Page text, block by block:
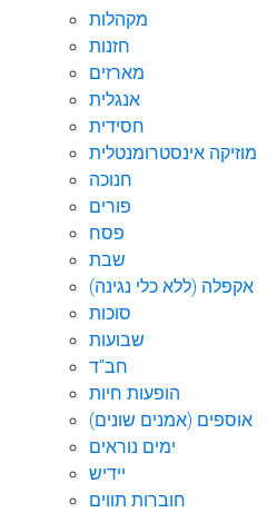
מקהלות
חזנות
מארזים
אנגלית
חסידית
מוזיקה אינסטרומנטלית
חנוכה
פורים
פסח
שבת
אקפלה (ללא כלי נגינה)
סוכות
שבועות
חב"ד
הופעות חיות
אוספים (אמנים שונים)
ימים נוראים
יידיש
חוברות תווים